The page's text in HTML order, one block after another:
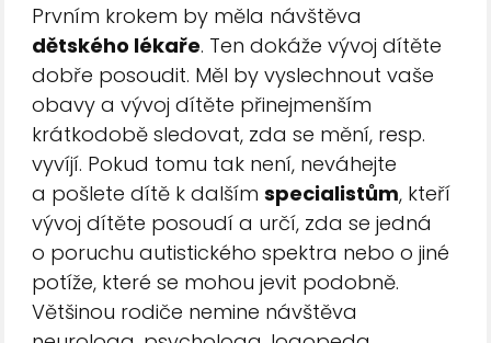
Prvním krokem by měla návštěva
dětského lékaře. Ten dokáže vývoj dítěte
dobře posoudit. Měl by vyslechnout vaše
obavy a vývoj dítěte přinejmenším
krátkodobě sledovat, zda se mění, resp.
vyvíjí. Pokud tomu tak není, neváhejte
a pošlete dítě k dalšímspecialistům, kteří
vývoj dítěte posoudí a určí, zda se jedná
o poruchu autistického spektra nebo o jiné
potíže, které se mohou jevit podobně.
Většinou rodiče nemine návštěva